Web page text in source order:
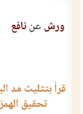
ورش عننافع
قرأ بتثليث مد
تحقيق